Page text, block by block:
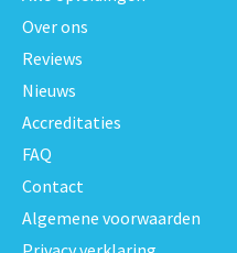
Over ons
Reviews
Nieuws
Accreditaties
FAQ
Contact
Algemene voorwaarden